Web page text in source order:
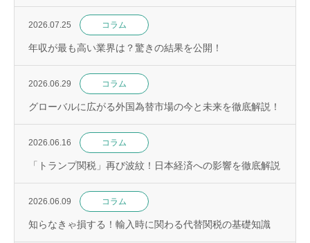
2026.07.25 コラム
年収が最も高い業界は？驚きの結果を公開！
2026.06.29 コラム
グローバルに広がる外国為替市場の今と未来を徹底解説！
2026.06.16 コラム
「トランプ関税」再び波紋！日本経済への影響を徹底解説
2026.06.09 コラム
知らなきゃ損する！輸入時に関わる代替関税の基礎知識